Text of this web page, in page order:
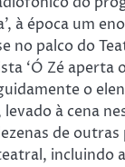
à época um
no palco do
‘Ó Zé aperta o
o
levado à cena
de
incluindo